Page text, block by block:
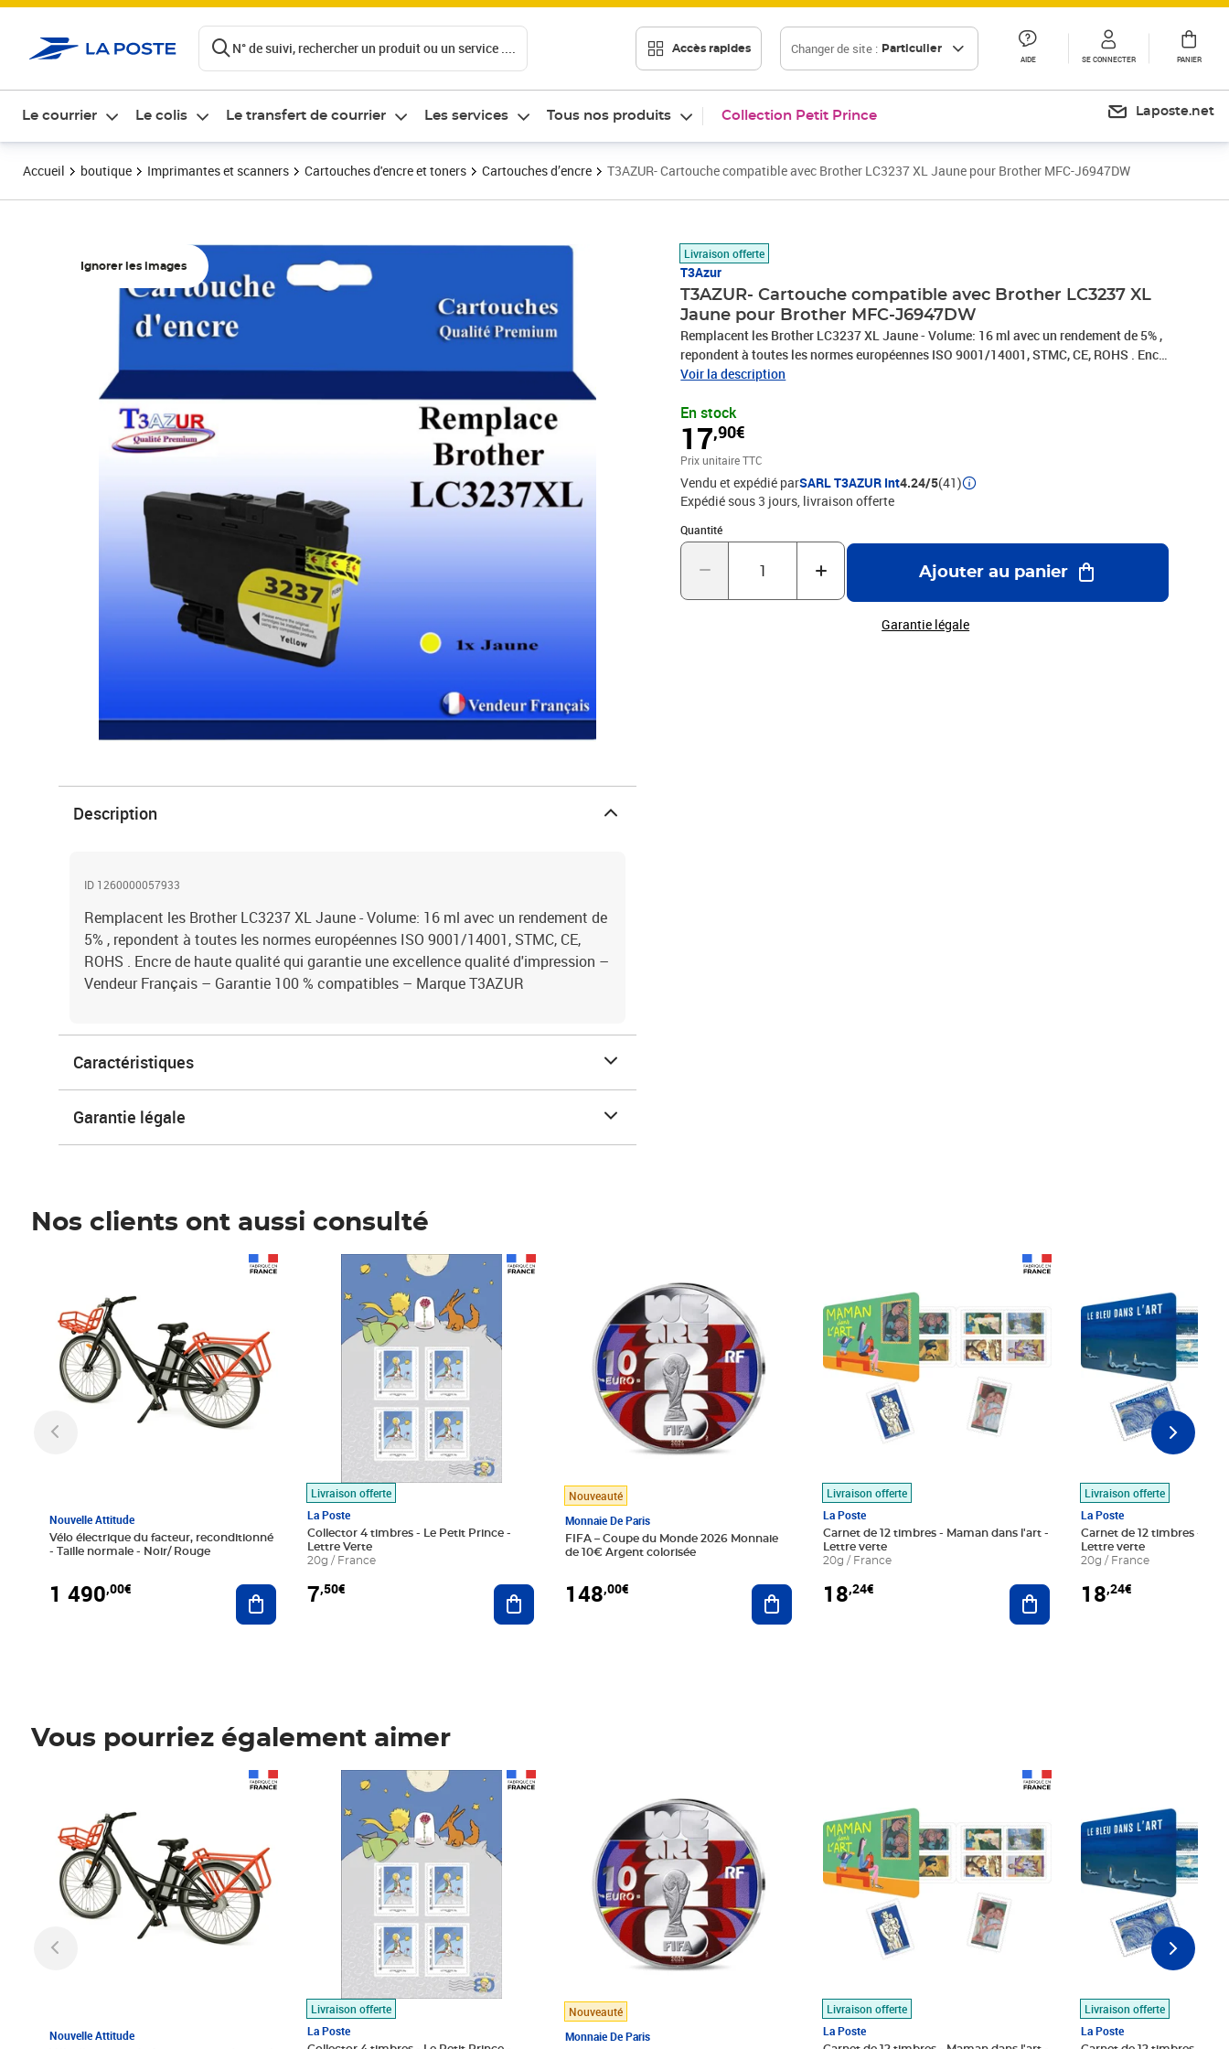
N° de suivi, rechercher un produit ou un service .... Accès rapides Changer de site : Particulier
AIDE SE CONNECTER PANIER
Le courrier Le colis Le transfert de courrier Les services Tous nos produits Collection Petit Prince Laposte.net
Accueil boutique Imprimantes et scanners Cartouches d'encre et toners Cartouches d’encre T3AZUR- Cartouche compatible avec Brother LC3237 XL Jaune pour Brother MFC-J6947DW
Ignorer les images
Livraison offerte
T3Azur
T3AZUR- Cartouche compatible avec Brother LC3237 XL
Jaune pour Brother MFC-J6947DW
Remplacent les Brother LC3237 XL Jaune - Volume: 16 ml avec un rendement de 5% ,
repondent à toutes les normes européennes ISO 9001/14001, STMC, CE, ROHS . Encre
de haute qualité qui garantie une excellence qualité d'impression – Vendeur Français
Voir la description
En stock
17,90€
Prix 17,90€
Prix unitaire TTC
Vendu et expédié parSARL T3AZUR Int4.24/5(41)
Expédié sous 3 jours livraison offerte
Quantité
Quantité : 1
Ajouter au panier
Garantie légale
Description
ID 1260000057933
Remplacent les Brother LC3237 XL Jaune - Volume: 16 ml avec un rendement de
5% , repondent à toutes les normes européennes ISO 9001/14001, STMC, CE,
ROHS . Encre de haute qualité qui garantie une excellence qualité d'impression –
Vendeur Français – Garantie 100 % compatibles – Marque T3AZUR
Caractéristiques
Garantie légale
Nos clients ont aussi consulté
Nouvelle Attitude
Vélo électrique du facteur, reconditionné
- Taille normale - Noir/ Rouge
1 490,00€ Ajouter au panier
Livraison offerte
La Poste
Collector 4 timbres - Le Petit Prince -
Lettre Verte
20g / France
7,50€
Prix 7,50€
Ajouter au panier
Nouveauté
Monnaie De Paris
FIFA – Coupe du Monde 2026 Monnaie
de 10€ Argent colorisée
148,00€ Ajouter au panier
Livraison offerte
La Poste
Carnet de 12 timbres - Maman dans l'art -
Lettre verte
20g / France
18,24€ Ajouter au panier
Livraison offerte
La Poste
Carnet de 12 timbres - Le
Lettre verte
20g / France
18,24€
Vous pourriez également aimer
Nouvelle Attitude
Livraison offerte
La Poste
Prix 7,50€
Nouveauté
Monnaie De Paris
Livraison offerte
La Poste
Livraison offerte
La Poste